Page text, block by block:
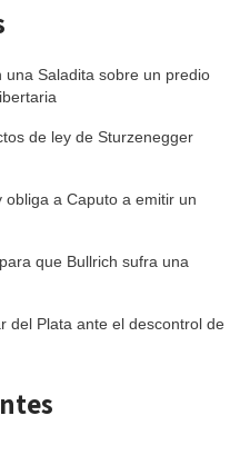
Saladita sobre un predio
de ley de Sturzenegger
a Caputo a emitir un
que Bullrich sufra una
del Plata ante el descontrol de